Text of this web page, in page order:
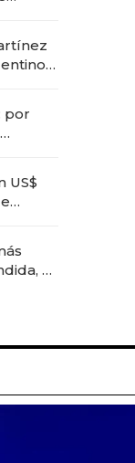
por
US$
el